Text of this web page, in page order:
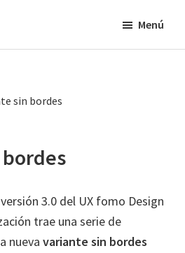
Menú
sin bordes
3.0 del UX fomo Design
trae una serie de
nueva variante sin bordes